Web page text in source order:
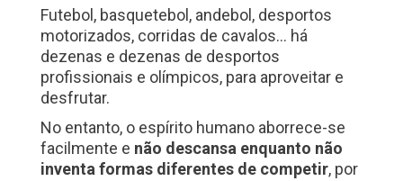
Futebol, basquetebol, andebol, desportos
motorizados, corridas de cavalos… há
dezenas e dezenas de desportos
profissionais e olímpicos, para aproveitar e
desfrutar.
No entanto, o espírito humano aborrece-se
facilmente e não descansa enquanto não
inventa formas diferentes de competir, por